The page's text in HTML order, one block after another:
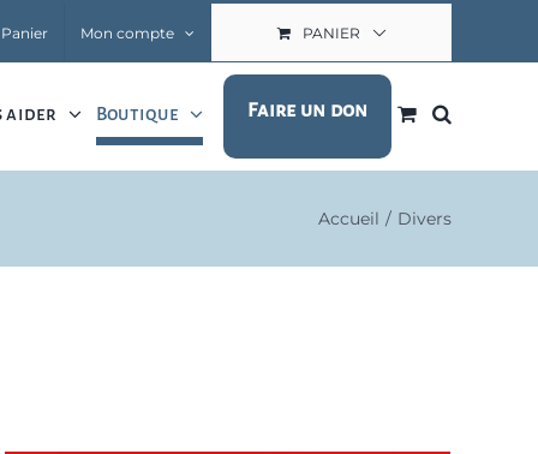
Panier Mon compte PANIER
aider Boutique Faire un don
Accueil Divers